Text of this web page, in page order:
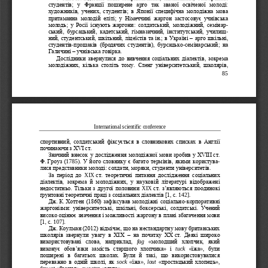
85
студентів;  у  Франції  поширене  арго  так  званої  освіченої  молоді:
художників,  учених,  студентів;  в  Японії  специфічна  молодіжна  мова
притаманна  молодій  еліті;  у  Німеччині  жаргон  застосовує  учнівська
молодь;  у  Росії існують  жаргони:  солдатський,  молодіжний,  семінар-
ський,  бурсацький,  кадетський,  гімназичний,  інститутський,  училищ-
ний, студентський, шкільний, ліцеїстів та ін.; в Україні – арго шкільні,
студентів-прошаків  (бродячих  студентів),  бурсацько-семінарський; на
Галичині – учнівська говірка.
Дослідники звернулися до вивчення соціальних діалектів, зокрема
молодіжних,  кілька  століть  тому.  Сленг  університетський,  школярів,
International scientific conference
спортивний,  солдатський  фіксується  в  словникових  списках  в  Англії
починаючи з XVI ст.
Значний внесок у дослідження молодіжної мови зробив у XVIII ст.
Ф. Гроуз (1785). У його словнику є багато термінів, якими користува-
лися представники молоді: солдати, моряки, студенти університетів.
За  період  до XIX ст.  теоретичні  питання  дослідження  соціальних
діалектів,  зокрема  й  молодіжних,  у  науковій  літературі  відображені
недостатньо. Тільки з другої половини XIX ст. з‟являються поодинокі
ґрунтовні теоретичні праці з соціальних діалектів [1, с. 142].
Дж. К. Хоттен (1860) зафіксував молодіжні соціально-корпоративні
жаргонізми:  університетські,  шкільні,  боксерські,  солдатські.
Учений
високо оцінює значення і можливості жаргону в плані збагачення мови
[1, с. 107].
Дж. Коулман (2012) відмічає, що на нестандартну мову британських
школярів  звернули  увагу  в  ХІХ – на  початку  ХХ ст.  Деякі  широко
використовувані  слова,  наприклад,
fag
«молодший  хлопчик,  який
виконує  обов‟язки  замість  старшого  хлопчика»  і
tuck «їжа»,  були
поширені  в  багатьох  школах.  Були  й  такі,  що  використовувалися
переважно в одній школі, як sock «їжа», lout «простацький хлопець»,